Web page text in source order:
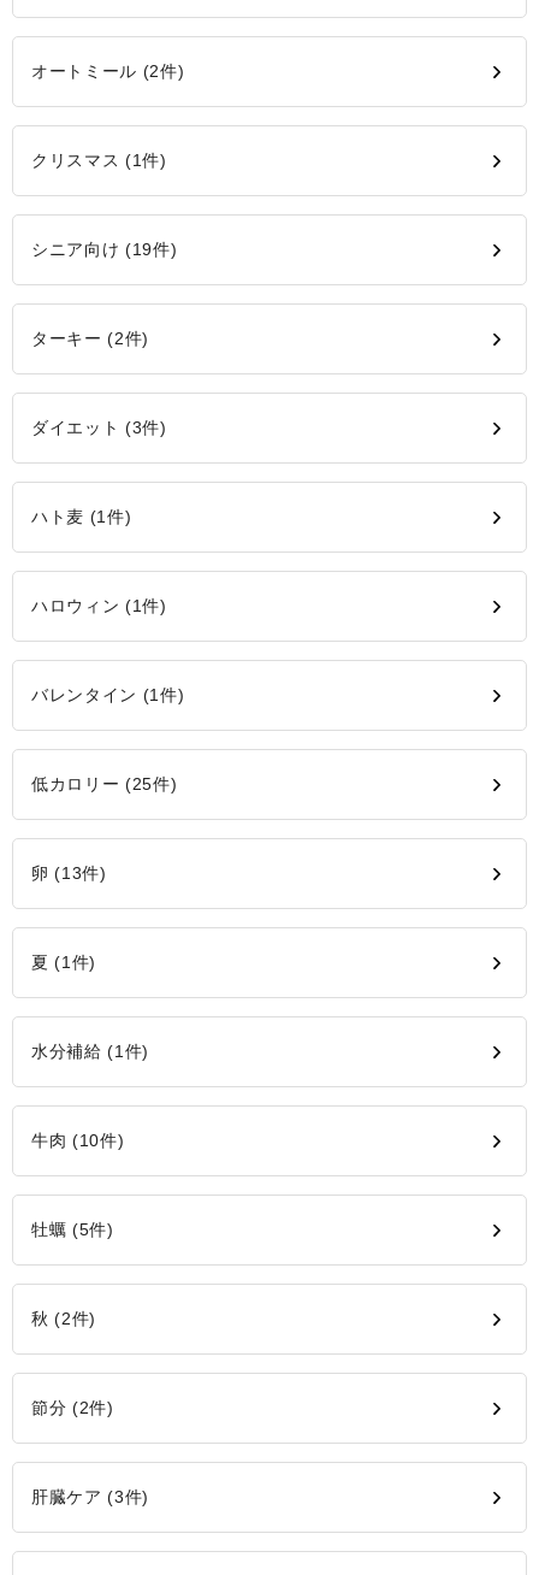
オートミール (2件)
クリスマス (1件)
シニア向け (19件)
ターキー (2件)
ダイエット (3件)
ハト麦 (1件)
ハロウィン (1件)
バレンタイン (1件)
低カロリー (25件)
卵 (13件)
夏 (1件)
水分補給 (1件)
牛肉 (10件)
牡蠣 (5件)
秋 (2件)
節分 (2件)
肝臓ケア (3件)